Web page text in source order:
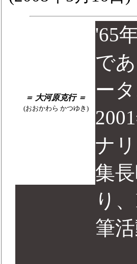
＝ 大河原克行 ＝
(おおかわら かつゆき)
'65
で
ー
ナ
集
り
筆